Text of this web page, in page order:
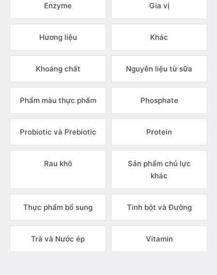
Enzyme Gia vị
Hương liệu Khác
Khoáng chất Nguyên liệu từ sữa
Phẩm màu thực phẩm Phosphate
Probiotic và Prebiotic Protein
Rau khô
Sản phẩm chủ lực
khác
Thực phẩm bổ sung Tinh bột và Đường
Trà và Nước ép Vitamin